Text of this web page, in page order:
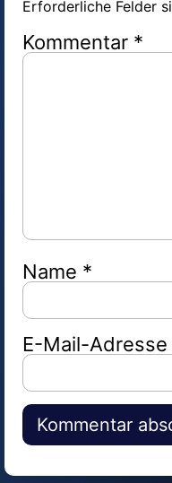
Erforderliche Felder
Kommentar *
Name *
E-Mail-Adresse
Alternative: